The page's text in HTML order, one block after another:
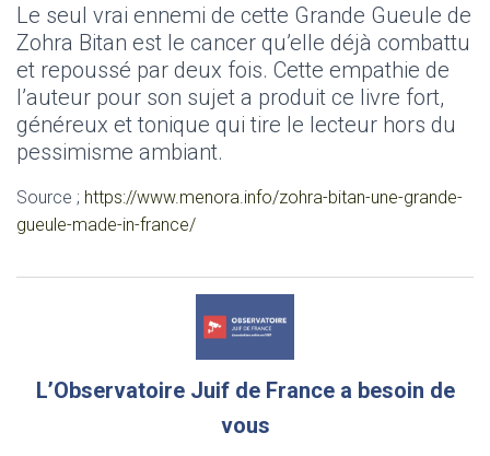
Le seul vrai ennemi de cette Grande Gueule de
Zohra Bitan est le cancer qu’elle déjà combattu
et repoussé par deux fois. Cette empathie de
l’auteur pour son sujet a produit ce livre fort,
généreux et tonique qui tire le lecteur hors du
pessimisme ambiant.
Source ; https://www.menora.info/zohra-bitan-une-grande-
gueule-made-in-france/
L’Observatoire Juif de France a besoin de
vous